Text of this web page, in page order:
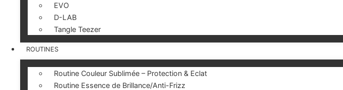
EVO
D-LAB
Tangle Teezer
ROUTINES
Routine Couleur Sublimée – Protection & Eclat
Routine Essence de Brillance/Anti-Frizz